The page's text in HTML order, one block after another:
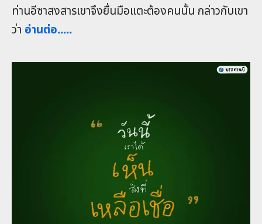
ท่านอีซาสงสารเขาจึงยื่นมือแตะต้องคนนั้น กล่าวกับเขา
ว่า อ่านต่อ.....